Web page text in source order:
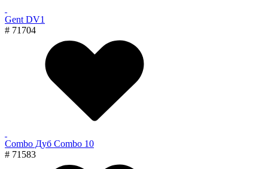
Gent DV1
# 71704
Combo Дуб Combo 10
# 71583